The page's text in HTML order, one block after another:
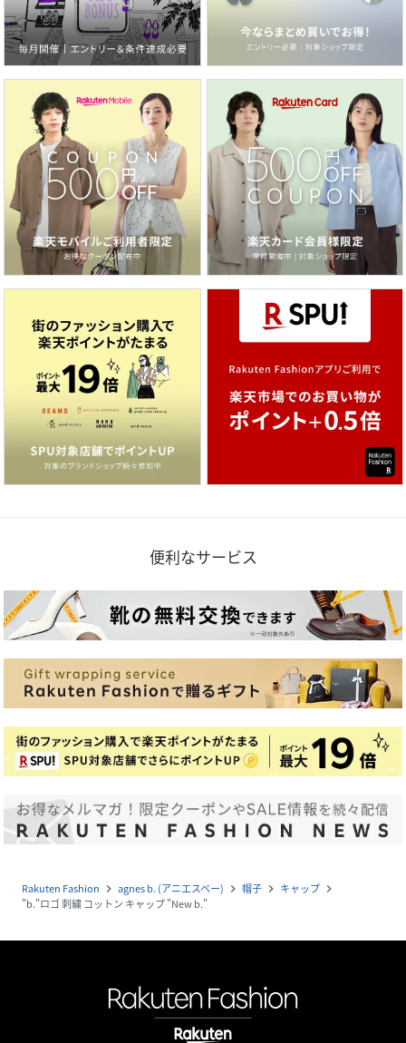
便利なサービス
Rakuten Fashion navigate_next agnes b. (アニエスベー) navigate_next 帽子 navigate_next キャップ navigate_next
"b."ロゴ 刺繍 コットン キャップ "New b."